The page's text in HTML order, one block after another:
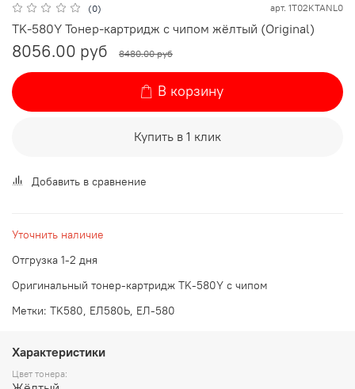
(0) арт. 1T02KTANL0
TK-580Y Тонер-картридж с чипом жёлтый (Original)
8056.00 руб 8480.00 руб
В корзину
Купить в 1 клик
Добавить в сравнение
Уточнить наличие
Отгрузка 1-2 дня
Оригинальный тонер-картридж TK-580Y с чипом
Метки: TK580, ЕЛ580Ь, ЕЛ-580
Характеристики
Цвет тонера: